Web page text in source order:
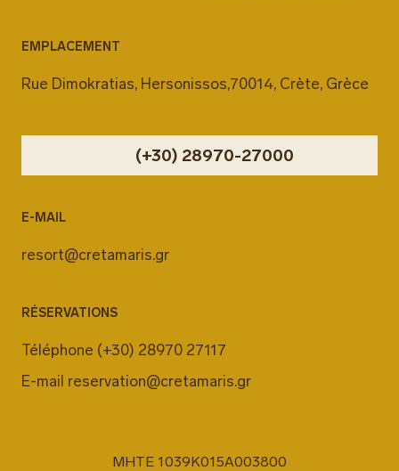
EMPLACEMENT
Rue Dimokratias, Hersonissos,70014, Crète, Grèce
(+30) 28970-27000
E-MAIL
resort@cretamaris.gr
RÉSERVATIONS
Téléphone (+30) 28970 27117
E-mail reservation@cretamaris.gr
MHTE 1039K015A003800